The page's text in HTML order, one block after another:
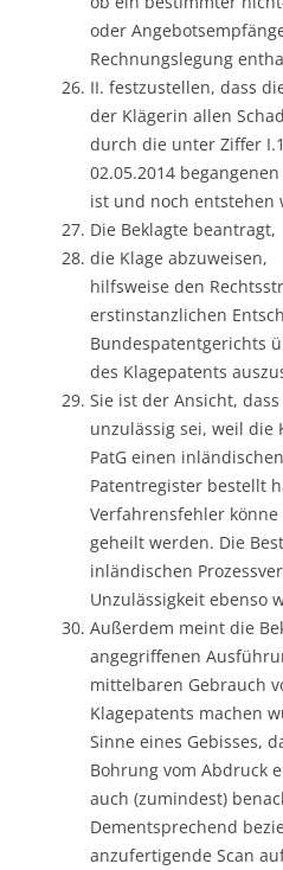
oder
Rechnungslegung
II. festzustellen, dass
der Klägerin allen
durch die unter Ziffer
02.05.2014
ist und noch entstehen
Die Beklagte beantragt,
die Klage abzuweisen,
hilfsweise den
erstinstanzlichen
Bundespatentgerichts
des Klagepatents
Sie ist der Ansicht,
unzulässig sei, weil die
PatG einen
Patentregister bestellt
Verfahrensfehler
geheilt werden. Die
inländischen
Unzulässigkeit ebenso
Außerdem meint die
angegriffenen
mittelbaren Gebrauch
Klagepatents machen
Sinne eines Gebisses,
Bohrung vom Abdruck
auch (zumindest)
Dementsprechend
anzufertigende Scan